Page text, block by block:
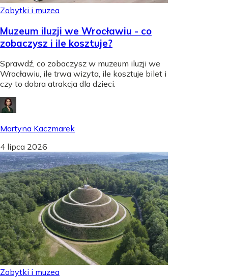
Zabytki i muzea
Muzeum iluzji we Wrocławiu - co
zobaczysz i ile kosztuje?
Sprawdź, co zobaczysz w muzeum iluzji we
Wrocławiu, ile trwa wizyta, ile kosztuje bilet i
czy to dobra atrakcja dla dzieci.
Martyna Kaczmarek
4 lipca 2026
Zabytki i muzea